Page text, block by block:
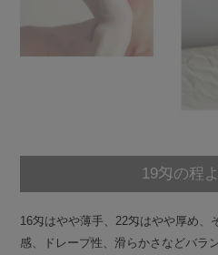
19匁の程
16匁はやや薄手、22匁はやや厚め、
感、ドレープ性、滑らかさなどバラ